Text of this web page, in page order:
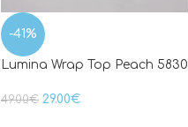
-41%
Lumina Wrap Top Peach 5830
49.00€ 29.00€